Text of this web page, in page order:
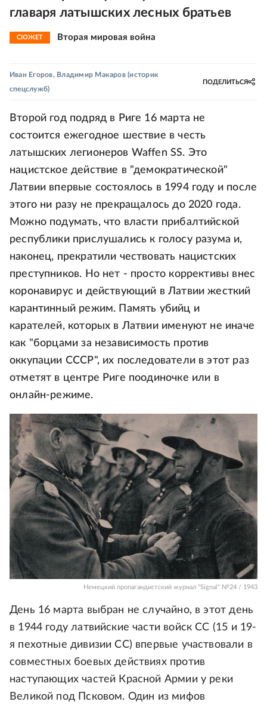
главаря латышских лесных братьев
СЮЖЕТ Вторая мировая война
Иван Егоров, Владимир Макаров(историк
спецслужб)
ПОДЕЛИТЬСЯ
Второй год подряд в Риге 16 марта не
состоится ежегодное шествие в честь
латышских легионеров Waffen SS. Это
нацистское действие в "демократической"
Латвии впервые состоялось в 1994 году и после
этого ни разу не прекращалось до 2020 года.
Можно подумать, что власти прибалтийской
республики прислушались к голосу разума и,
наконец, прекратили чествовать нацистских
преступников. Но нет - просто коррективы внес
коронавирус и действующий в Латвии жесткий
карантинный режим. Память убийц и
карателей, которых в Латвии именуют не иначе
как "борцами за независимость против
оккупации СССР", их последователи в этот раз
отметят в центре Риге поодиночке или в
онлайн-режиме.
Немецкий пропагандистский журнал "Signal" №24 / 1943
День 16 марта выбран не случайно, в этот день
в 1944 году латвийские части войск СС (15 и 19-
я пехотные дивизии СС) впервые участвовали в
совместных боевых действиях против
наступающих частей Красной Армии у реки
Великой под Псковом. Один из мифов